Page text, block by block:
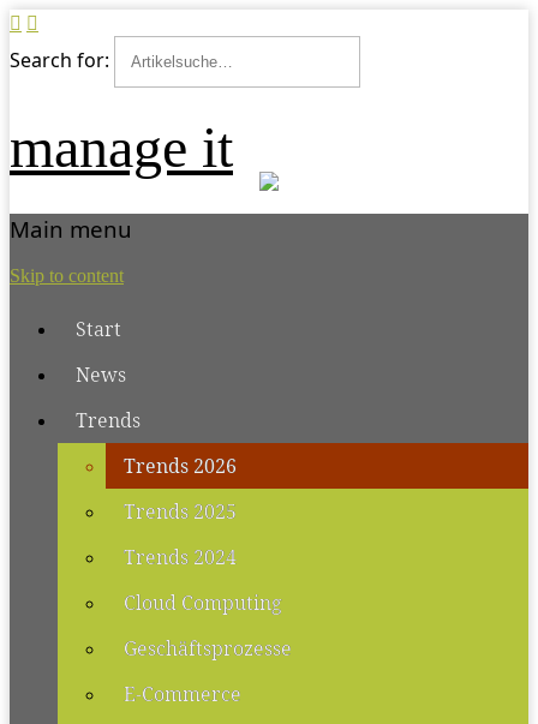
Search for:
manage it
Main menu
Skip to content
Start
News
Trends
Trends 2026
Trends 2025
Trends 2024
Cloud Computing
Geschäftsprozesse
E-Commerce